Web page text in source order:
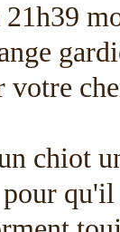
votre
chiot